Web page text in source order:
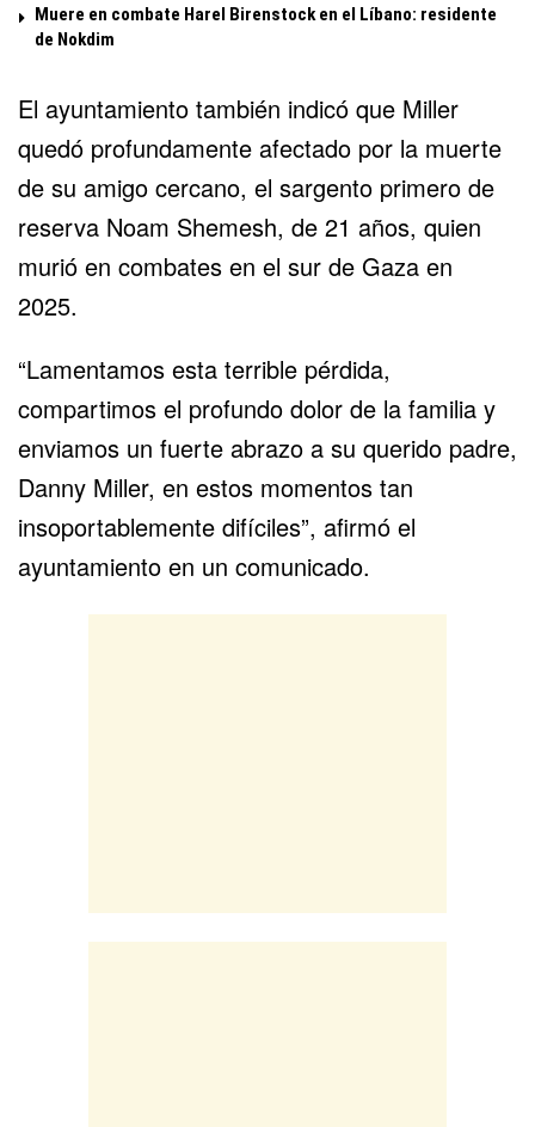
Muere en combate Harel Birenstock en el Líbano: residente
de Nokdim
El ayuntamiento también indicó que Miller
quedó profundamente afectado por la muerte
de su amigo cercano, el sargento primero de
reserva Noam Shemesh, de 21 años, quien
murió en combates en el sur de Gaza en
2025.
“Lamentamos esta terrible pérdida,
compartimos el profundo dolor de la familia y
enviamos un fuerte abrazo a su querido padre,
Danny Miller, en estos momentos tan
insoportablemente difíciles”, afirmó el
ayuntamiento en un comunicado.